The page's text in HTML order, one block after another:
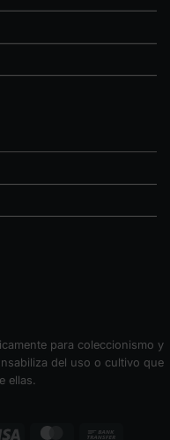
para coleccionismo y
del uso o cultivo que
ellas.
Visa MasterCard